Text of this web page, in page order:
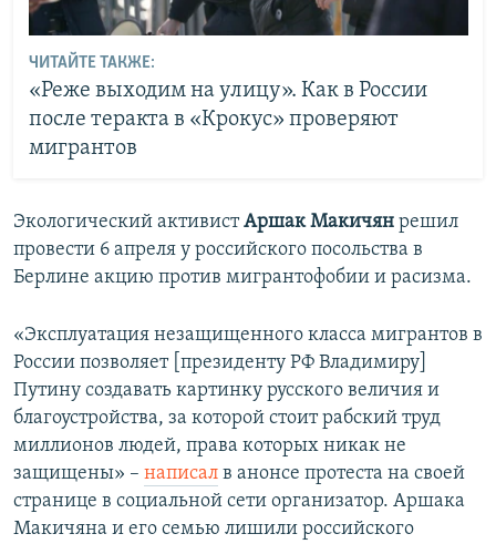
ЧИТАЙТЕ ТАКЖЕ:
«Реже выходим на улицу». Как в России
после теракта в «Крокус» проверяют
мигрантов
Экологический активистАршак Макичян решил
провести 6 апреля у российского посольства в
Берлине акцию против мигрантофобии и расизма.
«Эксплуатация незащищенного класса мигрантов в
России позволяет [президенту РФ Владимиру]
Путину создавать картинку русского величия и
благоустройства, за которой стоит рабский труд
миллионов людей, права которых никак не
защищены» – написал в анонсе протеста на своей
странице в социальной сети организатор. Аршака
Макичяна и его семью лишили российского